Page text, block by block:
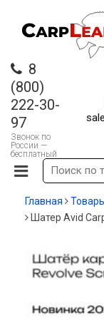
8
(800)
222-30-
97
Звонок по
России —
бесплатный
Главная
Шатер Avid